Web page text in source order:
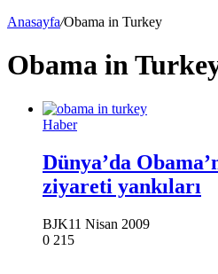
Anasayfa/Obama in Turkey
Obama in
Haber
Dünya’da
ziyareti yankıları
BJK11 Nisan 2009
0 215